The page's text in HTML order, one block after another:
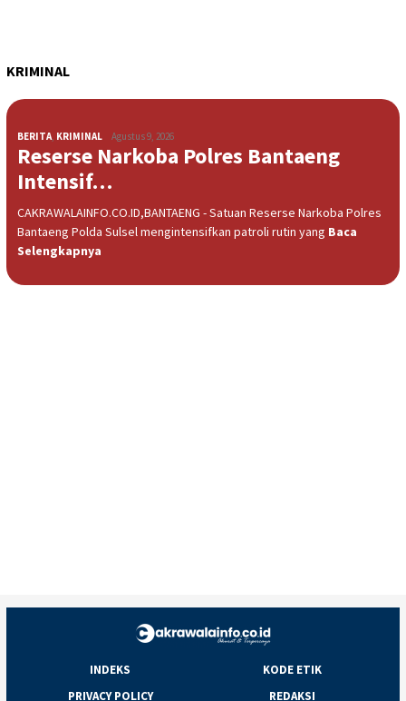
KRIMINAL
BERITA, KRIMINAL Agustus 9, 2026
Reserse Narkoba Polres Bantaeng
Intensif…
CAKRAWALAINFO.CO.ID,BANTAENG - Satuan Reserse Narkoba Polres
Bantaeng Polda Sulsel mengintensifkan patroli rutin yang Baca
Selengkapnya
INDEKS
KODE ETIK
PRIVACY POLICY
REDAKSI